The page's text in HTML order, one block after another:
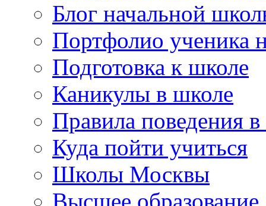
Блог начальной
Портфолио ученика
Подготовка к школе
Каникулы в школе
Правила поведения
Куда пойти учиться
Школы Москвы